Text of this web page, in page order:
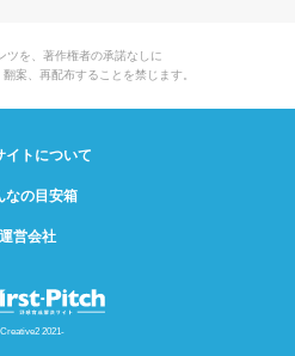
ツを、著作権者の承諾なしに
案、再配布することを禁じます。
2021-
イトについて
なの目安箱
運営会社